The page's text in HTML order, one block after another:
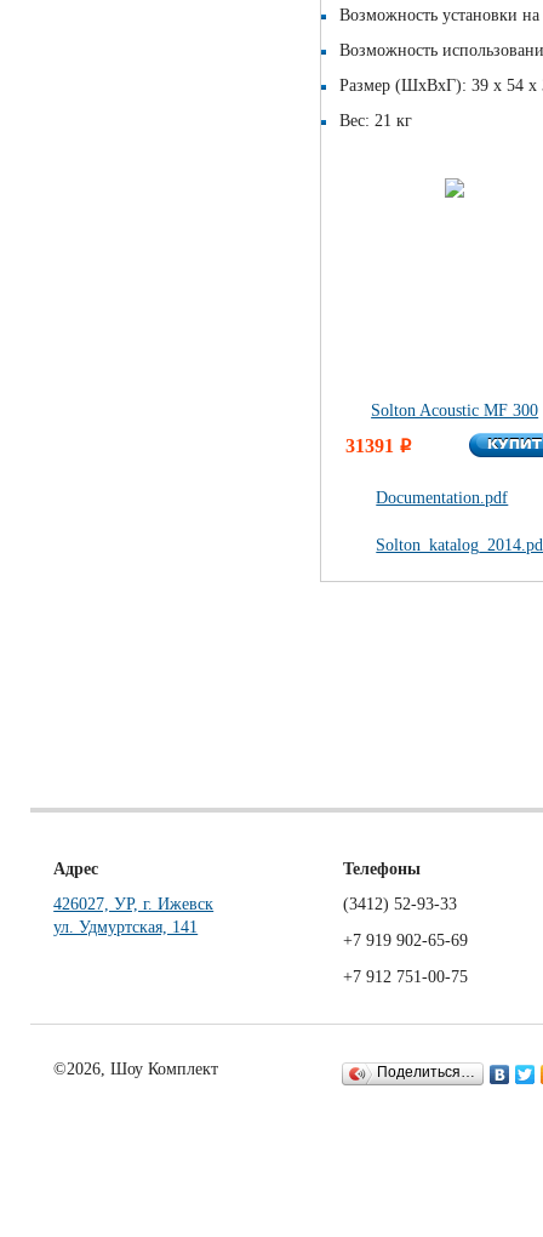
Возможность установки
Возможность
Размер (ШхВхГ): 39 х 54 х
Вес: 21 кг
Solton Acoustic MF 300
31391 i
Documentation.pdf
Адрес
426027, УР, г. Ижевск
ул. Удмуртская, 141
Телефоны
(3412) 52-93-33
+7 919 902-65-69
+7 912 751-00-75
©2026, Шоу Комплект Поделиться…